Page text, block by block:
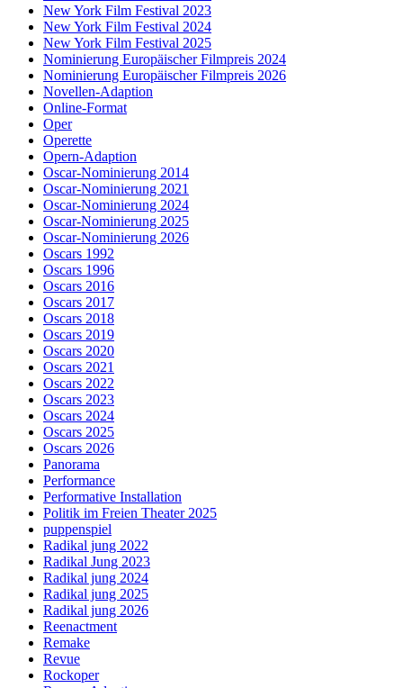
New York Film Festival 2023
New York Film Festival 2024
New York Film Festival 2025
Nominierung Europäischer Filmpreis 2024
Nominierung Europäischer Filmpreis 2026
Novellen-Adaption
Online-Format
Oper
Operette
Opern-Adaption
Oscar-Nominierung 2014
Oscar-Nominierung 2021
Oscar-Nominierung 2024
Oscar-Nominierung 2025
Oscar-Nominierung 2026
Oscars 1992
Oscars 1996
Oscars 2016
Oscars 2017
Oscars 2018
Oscars 2019
Oscars 2020
Oscars 2021
Oscars 2022
Oscars 2023
Oscars 2024
Oscars 2025
Oscars 2026
Panorama
Performance
Performative Installation
Politik im Freien Theater 2025
puppenspiel
Radikal jung 2022
Radikal Jung 2023
Radikal jung 2024
Radikal jung 2025
Radikal jung 2026
Reenactment
Remake
Revue
Rockoper